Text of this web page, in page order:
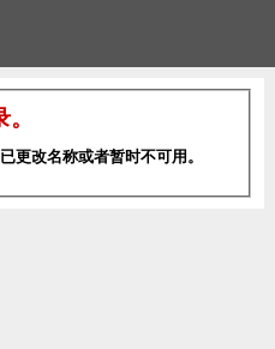
更改名称或者暂时不可用。